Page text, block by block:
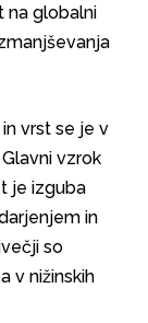
na globalni
vrst se je v
vzrok
je izguba
in
so
v nižinskih